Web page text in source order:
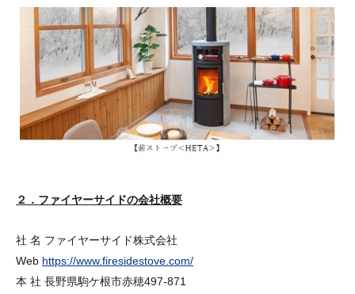
２．ファイヤーサイドの会社概要
社 名 ファイヤーサイド株式会社
Web https://www.firesidestove.com/
本 社 長野県駒ケ根市赤穂497-871